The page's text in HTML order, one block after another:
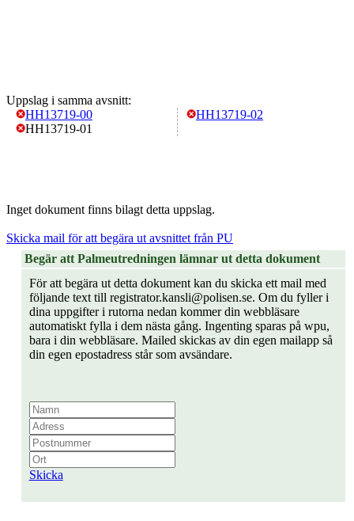
Uppslag i samma avsnitt:
HH13719-00
HH13719-01
HH13719-02
Inget dokument finns bilagt detta uppslag.
Skicka mail för att begära ut avsnittet från PU
Begär att Palmeutredningen lämnar ut detta dokument
För att begära ut detta dokument kan du skicka ett mail med
följande text till registrator.kansli@polisen.se. Om du fyller i
dina uppgifter i rutorna nedan kommer din webbläsare
automatiskt fylla i dem nästa gång. Ingenting sparas på wpu,
bara i din webbläsare. Mailed skickas av din egen mailapp så
din egen epostadress står som avsändare.
Skicka